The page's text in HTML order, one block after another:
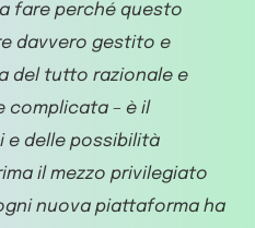
fare perché questo
davvero gestito e
del tutto razionale e
complicata – è il
e delle possibilità
il mezzo privilegiato
nuova piattaforma ha